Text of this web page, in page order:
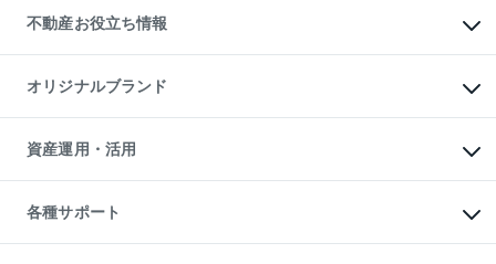
貸すガイド
事業用不動産
マンション投資
投資用マンション
アパート経営
収益物件
ビル購入（ビル一棟）
投資用不動産の売却査定
事業用不動産の売却査定
不動産お役立ち情報
マンションライブラリー
人気マンションランキング
暮らしに役立つ不動産メディア
不動産相場・不動産価格情報
不動産コラム・ニュース
不動産用語集
不動産なんでもネット相談室
住まいの税金
オリジナルブランド
一棟リノベーションマンション
L`GENTE（ルジェンテ）
区分リノベーションマンション
投資用一棟レジデンスWELL
不動産小口投資
資産運用・活用
不動産M&A
アセットマネジメント・出資
各種サポート